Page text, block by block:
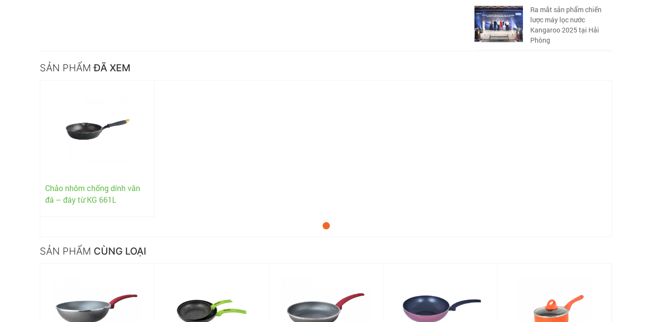
Ra mắt sản phẩm chiến
lược máy lọc nước
Kangaroo 2025 tại Hải
Phòng
SẢN PHẨM ĐÃ XEM
Chảo nhôm chống dính vân
đá – đáy từ KG 661L
SẢN PHẨM CÙNG LOẠI